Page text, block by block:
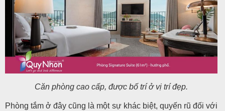
Căn phòng cao cấp, được bố trí ở vị trí đẹp.
Phòng tắm ở đây cũng là một sự khác biệt, quyến rũ đối với